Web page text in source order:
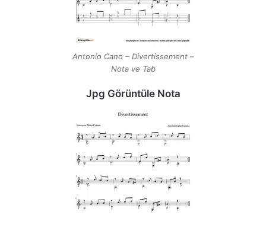
Antonio Cano – Divertissement –
Nota ve Tab
Jpg Görüntüle Nota